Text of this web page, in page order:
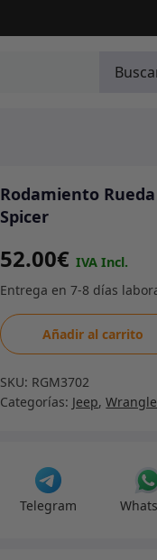
Rodamiento
Spicer
52.00€
Rodamiento
Rueda
Dana
cantidad
Añadir al carrito
SKU: RGM3702
Categorías: Jeep,
Telegram